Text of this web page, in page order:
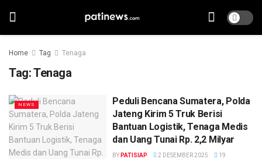
Home Tag Tenaga
Tag:Tenaga
NEWS
Peduli Bencana Sumatera, Polda
Jateng Kirim 5 Truk Berisi
Bantuan Logistik, Tenaga Medis
dan Uang Tunai Rp. 2,2 Milyar
BY PATISIAP 2 DESEMBER 2025 19